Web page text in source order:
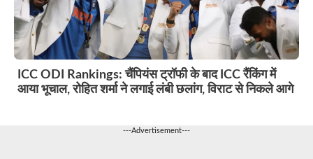
ICC ODI Rankings: चैंपियंस ट्रॉफी के बाद ICC रैंकिंग में
आया भूचाल, रोहित शर्मा ने लगाई लंबी छलांग, विराट से निकले आगे
---Advertisement---